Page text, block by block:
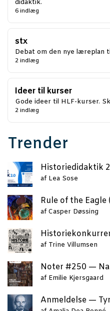
didaktik.
6 indlæg
stx
Debat om den nye læreplan
2 indlæg
Ideer til kurser
Gode ideer til HLF-kurser.
2 indlæg
Trender
Histo­ri­e­di­dak­tik
af Lea Sose
Rule of the Eag­le
af Casper Døssing
af Trine Villumsen
Noter #250 —
af Emilie Kjersgaard
Anmel­del­se —